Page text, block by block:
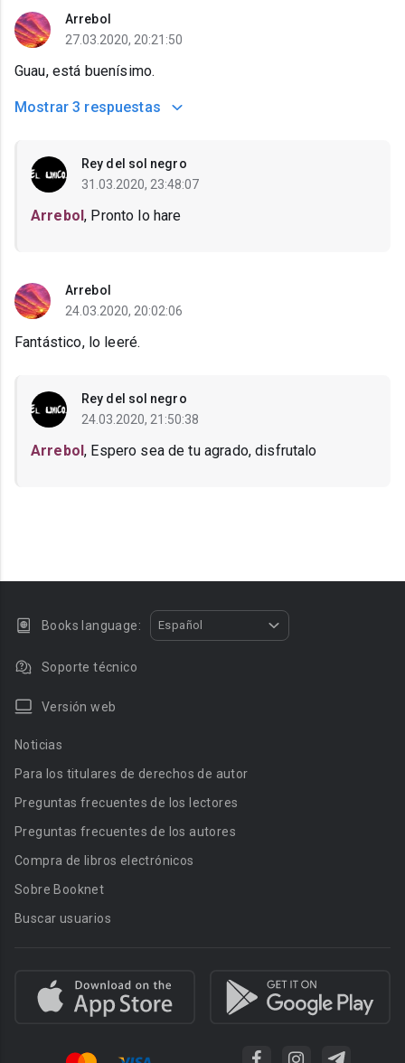
Arrebol
27.03.2020, 20:21:50
Guau, está buenísimo.
Mostrar 3 respuestas
Rey del sol negro
31.03.2020, 23:48:07
Arrebol, Pronto lo hare
Arrebol
24.03.2020, 20:02:06
Fantástico, lo leeré.
Rey del sol negro
24.03.2020, 21:50:38
Arrebol, Espero sea de tu agrado, disfrutalo
Books language: Español
Soporte técnico
Versión web
Noticias
Para los titulares de derechos de autor
Preguntas frecuentes de los lectores
Preguntas frecuentes de los autores
Compra de libros electrónicos
Sobre Booknet
Buscar usuarios